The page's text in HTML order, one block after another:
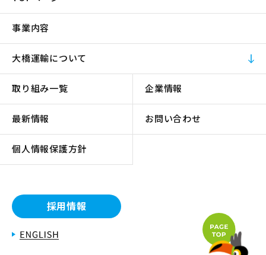
事業内容
大橋運輸について
取り組み一覧 企業情報
最新情報 お問い合わせ
個人情報保護方針
採用情報